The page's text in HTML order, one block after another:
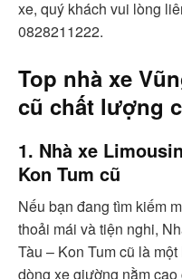
xe, quý khách vui lòng
0828211222.
Top nhà xe
cũ chất lượng
1. Nhà xe
Kon Tum cũ
Nếu bạn đang tìm kiếm
thoải mái và tiện nghi,
Tàu – Kon Tum cũ là
dòng xe giường nằm